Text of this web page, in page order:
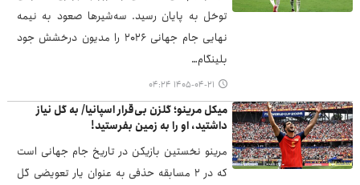
توخل به پایان رسید. سه‌شیرها صعود به نیمه
نهایی جام جهانی ۲۰۲۶ را مدیون درخشش جود
بلینگام…
۱۴۰۵-۰۴-۲۱ ۰۴:۲۴
میکل مرینو؛ گلزن بی‌قرار اسپانیا/ به گل نیاز
داشتید، او را به زمین بفرستید!
مرینو نخستین بازیکن در تاریخ جام جهانی است
که در ۲ مسابقه حذفی به عنوان یار تعویضی گل